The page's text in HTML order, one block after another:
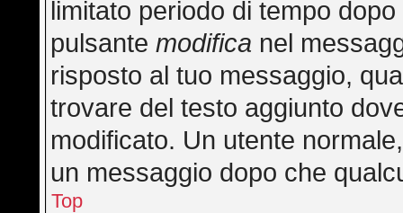
limitato periodo di tempo
pulsantemodifica nel
risposto al tuo messaggio,
trovare del testo aggiunto
modificato. Un utente
un messaggio dopo che
Top